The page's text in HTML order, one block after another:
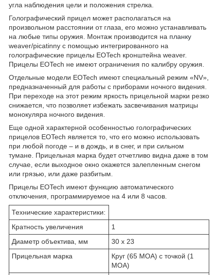
угла наблюдения цели и положения стрелка.
Голографический прицел может располагаться на
произвольном расстоянии от глаза, его можно устанавливать
на любые типы оружия. Монтаж производится на планку
weaver/picatinny с помощью интегрированного на
голографические прицелы EOTech кронштейна weaver.
Прицелы EOTech не имеют ограничения по калибру оружия.
Отдельные модели EOTech имеют специальный режим «NV»,
предназначенный для работы с приборами ночного видения.
При переходе на этот режим яркость прицельной марки резко
снижается, что позволяет избежать засвечивания матрицы
монокуляра ночного видения.
Еще одной характерной особенностью голографических
прицелов EOTech является то, что его можно использовать
при любой погоде – и в дождь, и в снег, и при сильном
тумане. Прицельная марка будет отчетливо видна даже в том
случае, если выходное окно окажется залепленным снегом
или грязью, или даже разбитым.
Прицелы EOTech имеют функцию автоматического
отключения, программируемое на 4 или 8 часов.
Технические характеристики:
Кратность увеличения
1
Диаметр объектива, мм
30 x 23
Прицельная марка
Круг (65 МОА) с точкой (1
МОА)